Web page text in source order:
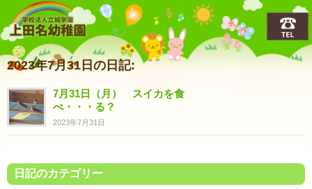
上田名(うえだな)幼稚園
2023年7月31日の日記:
7月31日（月） スイカを食
べ・・・る？
2023年7月31日
日記のカテゴリー